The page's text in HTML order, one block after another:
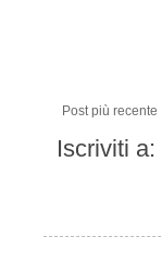
Post più recente
Iscriviti a: